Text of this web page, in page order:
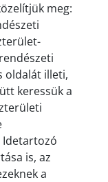
meg:
oldalát illeti,
keressük a
Idetartozó
is, az
a